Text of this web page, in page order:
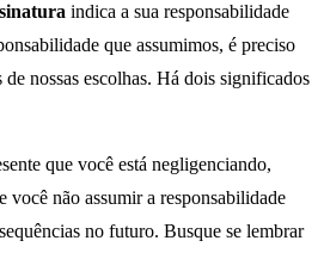
indica a sua responsabilidade
que assumimos, é preciso
nossas escolhas. Há dois significados
que você está negligenciando,
você não assumir a responsabilidade
no futuro. Busque se lembrar